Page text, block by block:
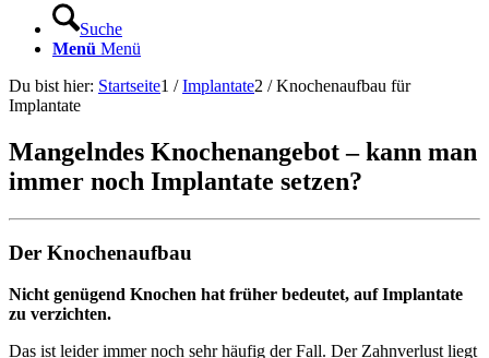
Suche
Menü Menü
Du bist hier: Startseite1 / Implantate2 / Knochenaufbau für
Implantate
Mangelndes Knochenangebot – kann man
immer noch Implantate setzen?
Der Knochenaufbau
Nicht genügend Knochen hat früher bedeutet, auf Implantate
zu verzichten.
Das ist leider immer noch sehr häufig der Fall. Der Zahnverlust liegt